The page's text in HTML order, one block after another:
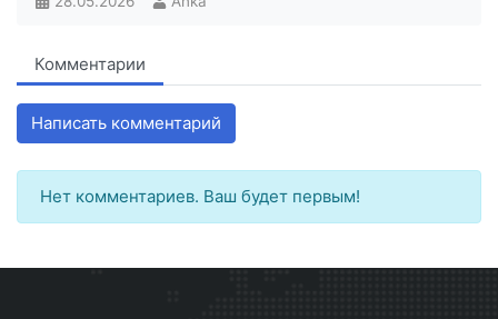
Комментарии
Написать комментарий
Нет комментариев. Ваш будет первым!